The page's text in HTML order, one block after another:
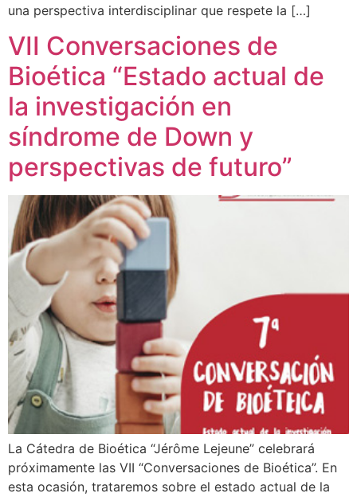
una perspectiva interdisciplinar que respete la […]
VII Conversaciones de
Bioética “Estado actual de
la investigación en
síndrome de Down y
perspectivas de futuro”
La Cátedra de Bioética “Jérôme Lejeune” celebrará
próximamente las VII “Conversaciones de Bioética”. En
esta ocasión, trataremos sobre el estado actual de la